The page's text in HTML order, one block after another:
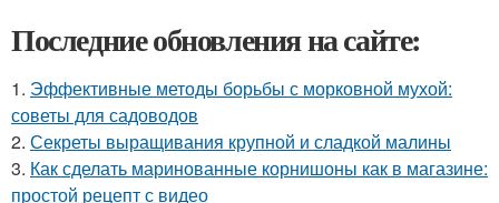
Последние обновления на сайте:
1. Эффективные методы борьбы с морковной мухой:
советы для садоводов
2. Секреты выращивания крупной и сладкой малины
3. Как сделать маринованные корнишоны как в магазине:
простой рецепт с видео